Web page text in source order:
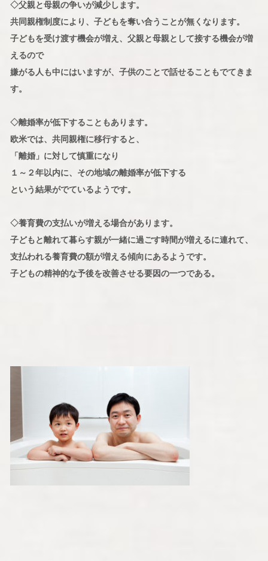
◇父親と母親の争いが減少します。
共同親権制度により、子どもを奪い合うことが無くなります。
子どもを受け渡す機会が増え、父親と母親として接する機会が増
えるので
嫌がる人も中にはいますが、子供のことで話せることもでてきま
す。
◇離婚率が低下することもあります。
欧米では、共同親権に移行すると、
「離婚」に対して慎重になり
１～２年以内に、その地域の離婚率が低下する
という結果がでているようです。
◇養育費の支払いが増える場合があります。
子どもと離れて暮らす親が一緒に過ごす時間が増えるに連れて、
支払われる養育費の額が増える傾向にあるようです。
子どもの精神的な予後を改善させる要因の一つである。